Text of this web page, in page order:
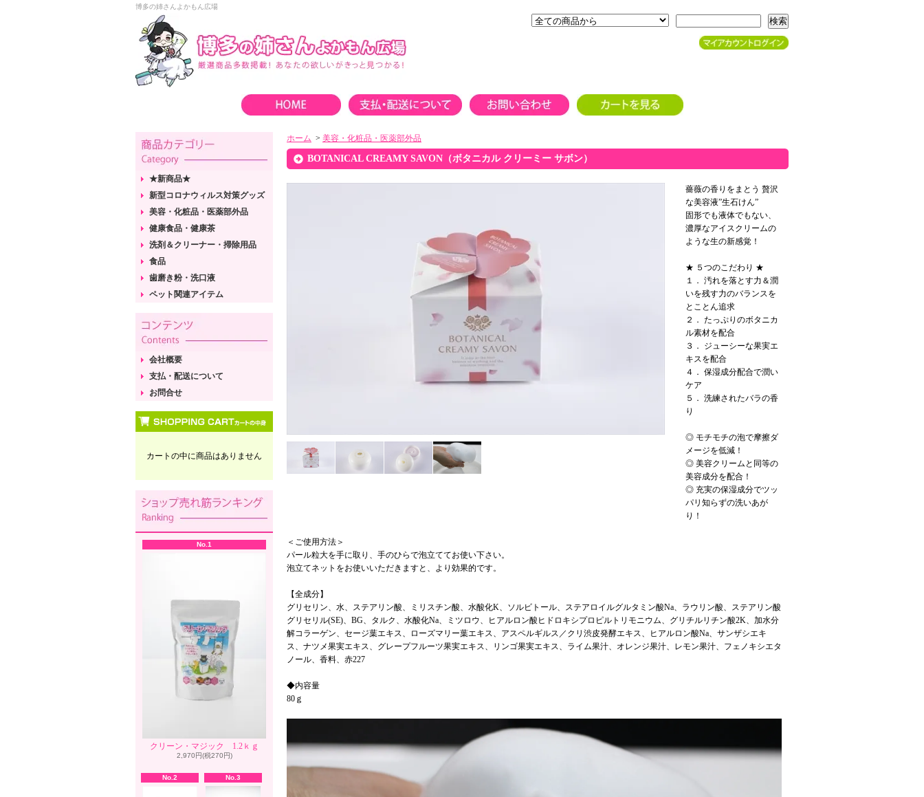
博多の姉さんよかもん広場
検索
★新商品★
新型コロナウィルス対策グッズ
美容・化粧品・医薬部外品
健康食品・健康茶
洗剤＆クリーナー・掃除用品
食品
歯磨き粉・洗口液
ペット関連アイテム
会社概要
支払・配送について
お問合せ
カートの中に商品はありません
No.1
クリーン・マジック 1.2ｋｇ
2,970円(税270円)
No.2 No.3
ホーム > 美容・化粧品・医薬部外品
BOTANICAL CREAMY SAVON（ボタニカル クリーミー サボン）
薔薇の香りをまとう 贅沢
な美容液”生石けん”
固形でも液体でもない、
濃厚なアイスクリームの
ような生の新感覚！
★ ５つのこだわり ★
１． 汚れを落とす力＆潤
いを残す力のバランスを
とことん追求
２． たっぷりのボタニカ
ル素材を配合
３． ジューシーな果実エ
キスを配合
４． 保湿成分配合で潤い
ケア
５． 洗練されたバラの香
り
◎ モチモチの泡で摩擦ダ
メージを低減！
◎ 美容クリームと同等の
美容成分を配合！
◎ 充実の保湿成分でツッ
パリ知らずの洗いあが
り！
＜ご使用方法＞
パール粒大を手に取り、手のひらで泡立ててお使い下さい。
泡立てネットをお使いいただきますと、より効果的です。
【全成分】
グリセリン、水、ステアリン酸、ミリスチン酸、水酸化K、ソルビトール、ステアロイルグルタミン酸Na、ラウリン酸、ステアリン酸
グリセリル(SE)、BG、タルク、水酸化Na、ミツロウ、ヒアルロン酸ヒドロキシプロピルトリモニウム、グリチルリチン酸2K、加水分
解コラーゲン、セージ葉エキス、ローズマリー葉エキス、アスペルギルス／クリ渋皮発酵エキス、ヒアルロン酸Na、サンザシエキ
ス、ナツメ果実エキス、グレープフルーツ果実エキス、リンゴ果実エキス、ライム果汁、オレンジ果汁、レモン果汁、フェノキシエタ
ノール、香料、赤227
◆内容量
80ｇ